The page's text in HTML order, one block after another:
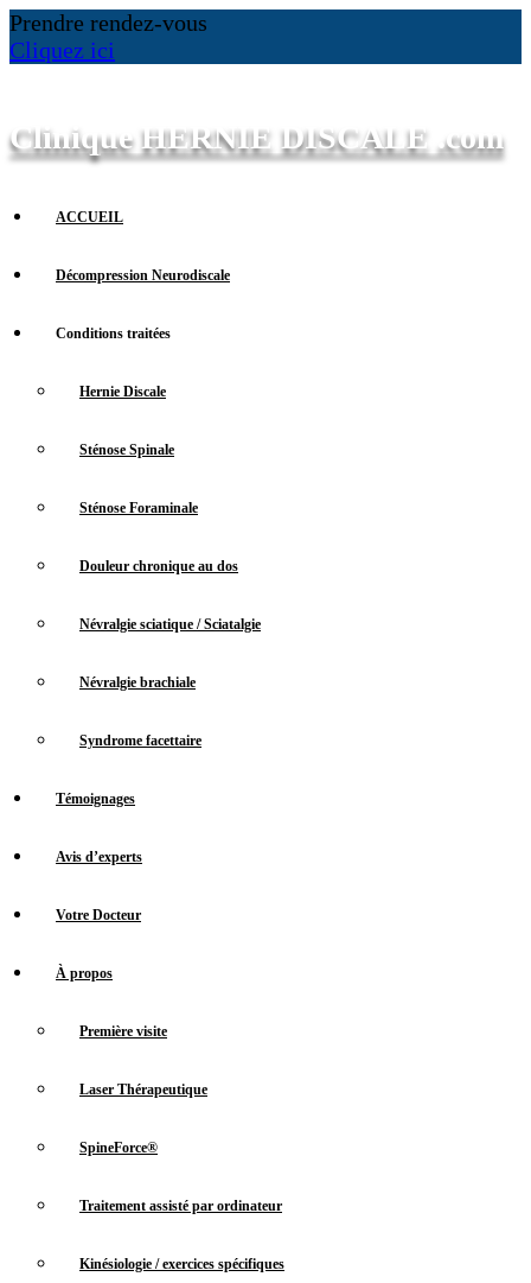
Prendre rendez-vous
Cliquez ici
Clinique HERNIE DISCALE .com
ACCUEIL
Décompression Neurodiscale
Conditions traitées
Hernie Discale
Sténose Spinale
Sténose Foraminale
Douleur chronique au dos
Névralgie sciatique / Sciatalgie
Névralgie brachiale
Syndrome facettaire
Témoignages
Avis d’experts
Votre Docteur
À propos
Première visite
Laser Thérapeutique
SpineForce®
Traitement assisté par ordinateur
Kinésiologie / exercices spécifiques